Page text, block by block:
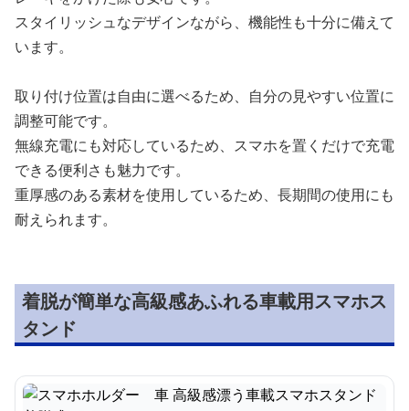
スタイリッシュなデザインながら、機能性も十分に備えて
います。
取り付け位置は自由に選べるため、自分の見やすい位置に
調整可能です。
無線充電にも対応しているため、スマホを置くだけで充電
できる便利さも魅力です。
重厚感のある素材を使用しているため、長期間の使用にも
耐えられます。
着脱が簡単な高級感あふれる車載用スマホス
タンド